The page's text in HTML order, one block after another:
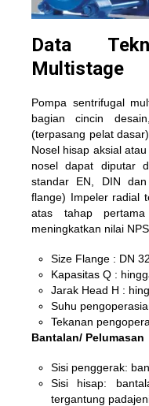
Data
Multistage
Pompa sentrifugal
bagian cincin
(terpasang pelat
Nosel hisap aksial
nosel dapat diputar
standar EN, DIN
flange) Impeler radial
atas tahap
meningkatkan nilai
Size Flange : DN
Kapasitas Q :
Jarak Head H :
Suhu
Tekanan
Bantalan/ Pelumasan
Sisi penggerak:
Sisi hisap:
tergantung